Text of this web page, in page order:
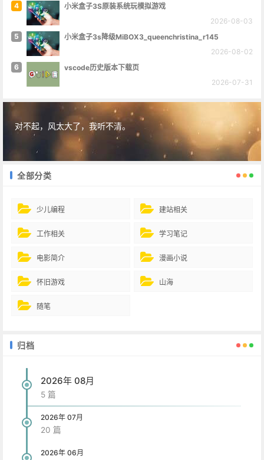
4
小米盒子3S原装系统玩模拟游戏
2026-08-03
5
小米盒子3s降级MiBOX3_queenchristina_r145
2026-08-02
6
vscode历史版本下载页
2026-07-31
对不起，风太大了，我听不清。
全部分类
少儿编程 建站相关
工作相关 学习笔记
电影简介 漫画小说
怀旧游戏 山海
随笔
归档
2026年 08月
5 篇
2026年 07月
20 篇
2026年 06月